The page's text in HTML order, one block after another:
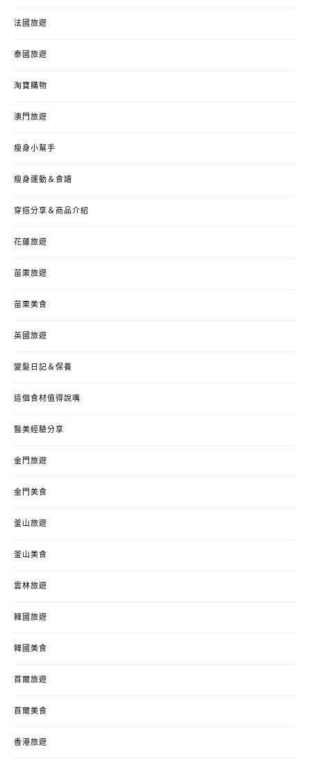
法國旅遊
泰國旅遊
淘寶購物
澳門旅遊
瘦身小幫手
瘦身運動＆食譜
穿搭分享＆商品介紹
花蓮旅遊
苗栗旅遊
苗栗美食
英國旅遊
變髮日記＆保養
這個食材值得說嘴
醫美經驗分享
金門旅遊
金門美食
釜山旅遊
釜山美食
雲林旅遊
韓國旅遊
韓國美食
首爾旅遊
首爾美食
香港旅遊